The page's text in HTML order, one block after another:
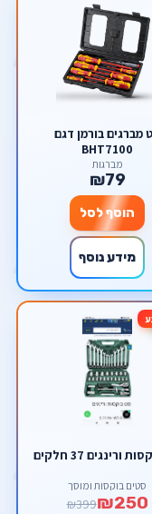
מברגים בורמן דגם
BHT7100
מברגות
₪79
הוסף לסל
מידע נוסף
ורינגים 37 חלקים
סטים בוקסות ומוסך
₪250
₪399